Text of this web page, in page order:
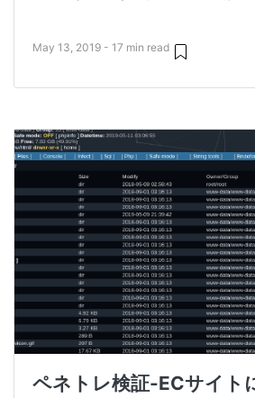
May 13, 2019 - 17 min read
ペネトレ検証-ECサイト